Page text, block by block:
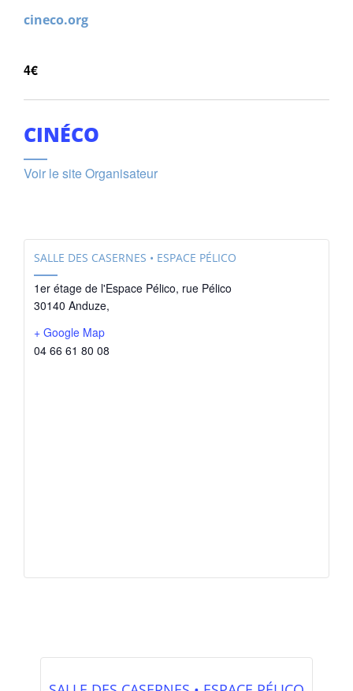
cineco.org
4€
CINÉCO
Voir le site Organisateur
SALLE DES CASERNES • ESPACE PÉLICO
1er étage de l'Espace Pélico, rue Pélico
30140 Anduze,
+ Google Map
04 66 61 80 08